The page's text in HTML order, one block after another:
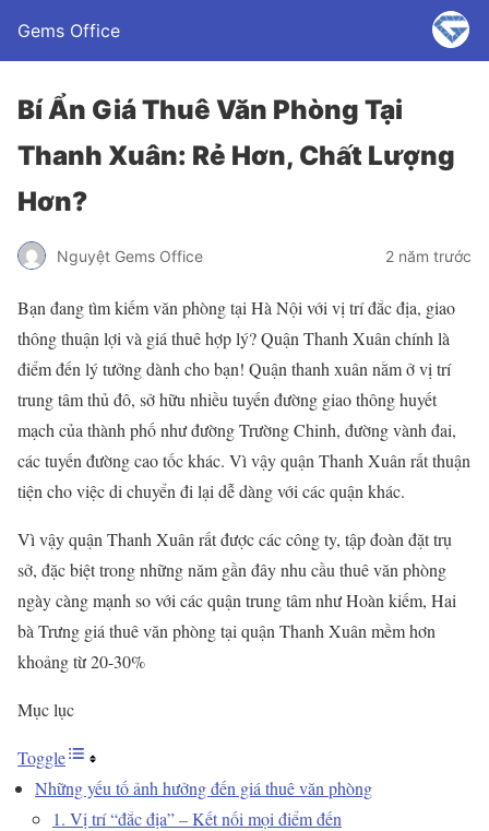
Gems Office
Bí Ẩn Giá Thuê Văn Phòng Tại
Thanh Xuân: Rẻ Hơn, Chất Lượng
Hơn?
Nguyệt Gems Office 2 năm trước
Bạn đang tìm kiếm văn phòng tại Hà Nội với vị trí đắc địa, giao
thông thuận lợi và giá thuê hợp lý? Quận Thanh Xuân chính là
điểm đến lý tưởng dành cho bạn! Quận thanh xuân nằm ở vị trí
trung tâm thủ đô, sở hữu nhiều tuyến đường giao thông huyết
mạch của thành phố như đường Trường Chinh, đường vành đai,
các tuyến đường cao tốc khác. Vì vậy quận Thanh Xuân rất thuận
tiện cho việc di chuyển đi lại dễ dàng với các quận khác.
Vì vậy quận Thanh Xuân rất được các công ty, tập đoàn đặt trụ
sở, đặc biệt trong những năm gần đây nhu cầu thuê văn phòng
ngày càng mạnh so với các quận trung tâm như Hoàn kiếm, Hai
bà Trưng giá thuê văn phòng tại quận Thanh Xuân mềm hơn
khoảng từ 20-30%
Mục lục
Toggle
Những yếu tố ảnh hưởng đến giá thuê văn phòng
1. Vị trí “đắc địa” – Kết nối mọi điểm đến